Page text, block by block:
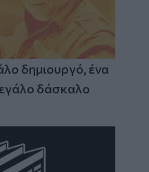
δημιουργό, ένα
δάσκαλο